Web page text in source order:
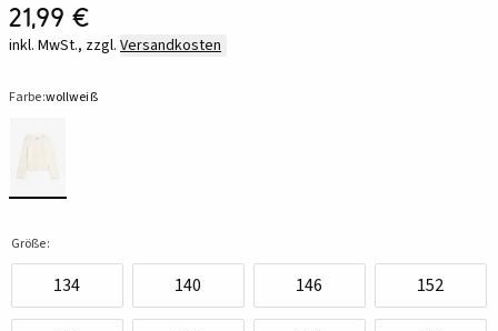
21,99 €
inkl. MwSt., zzgl. Versandkosten
Farbe:wollweiß
Größe:
134 140 146 152